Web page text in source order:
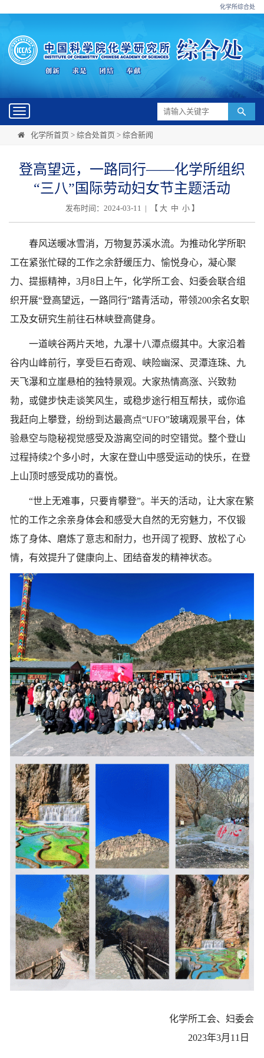
化学所综合处
Toggle
navigation
化学所首页 > 综合处首页 > 综合新闻
登高望远，一路同行——化学所组织
“三八”国际劳动妇女节主题活动
发布时间：2024-03-11 | 【 大 中 小】
春风送暖冰雪消，万物复苏溪水流。为推动化学所职
工在紧张忙碌的工作之余舒缓压力、愉悦身心，凝心聚
力、提振精神，3月8日上午，化学所工会、妇委会联合组
织开展“登高望远，一路同行”踏青活动，带领200余名女职
工及女研究生前往石林峡登高健身。
一道峡谷两片天地，九瀑十八潭点缀其中。大家沿着
谷内山峰前行，享受巨石奇观、峡险幽深、灵潭连珠、九
天飞瀑和立崖悬柏的独特景观。大家热情高涨、兴致勃
勃，或健步快走谈笑风生，或稳步途行相互帮扶，或你追
我赶向上攀登，纷纷到达最高点“UFO”玻璃观景平台，体
验悬空与隐秘视觉感受及游离空间的时空错觉。整个登山
过程持续2个多小时，大家在登山中感受运动的快乐，在登
上山顶时感受成功的喜悦。
“世上无难事，只要肯攀登”。半天的活动，让大家在繁
忙的工作之余亲身体会和感受大自然的无穷魅力，不仅锻
炼了身体、磨炼了意志和耐力，也开阔了视野、放松了心
情，有效提升了健康向上、团结奋发的精神状态。
化学所工会、妇委会
2023年3月11日